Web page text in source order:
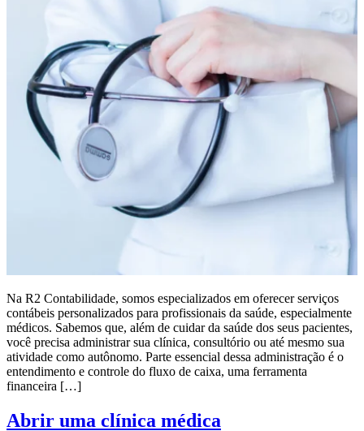
Na R2 Contabilidade, somos especializados em oferecer serviços
contábeis personalizados para profissionais da saúde, especialmente
médicos. Sabemos que, além de cuidar da saúde dos seus pacientes,
você precisa administrar sua clínica, consultório ou até mesmo sua
atividade como autônomo. Parte essencial dessa administração é o
entendimento e controle do fluxo de caixa, uma ferramenta
financeira […]
Abrir uma clínica médica